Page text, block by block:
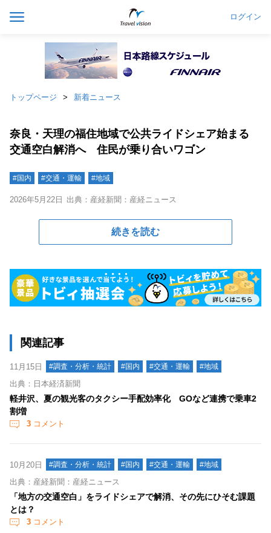
ログイン
トップページ 新着ニュース
奈良・天理の福住地域で公共ライドシェア始まる
交通空白解消へ 住民が乗り合いワゴン
#国内 #交通・運輸 #地域
2026年5月22日 出典：産経新聞：産経ニュース
続きを読む
関連記事
11月15日 #調査・分析・統計 #国内 #交通・運輸 #地域
出典：日本経済新聞
軽井沢、夏の観光客のタクシー手配効率化 GOなど連携で乗車2
割増
3 コメント
10月20日 #調査・分析・統計 #国内 #交通・運輸 #地域
出典：産経新聞：産経ニュース
「地方の交通空白」をライドシェアで解消、その先にひそむ課題
とは？
3 コメント